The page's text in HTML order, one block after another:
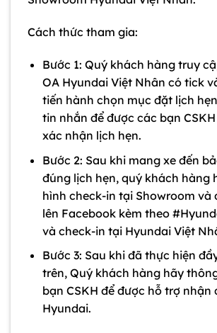
Cách thức tham gia:
Bước 1: Quý khách hàng truy
OA Hyundai Việt Nhân có tick
tiến hành chọn mục đặt lịch
tin nhắn để được các bạn
xác nhận lịch hẹn.
Bước 2: Sau khi mang xe đến
đúng lịch hẹn, quý khách hàng
hình check-in tại Showroom và
lên Facebook kèm theo
và check-in tại Hyundai Việt
Bước 3: Sau khi đã thực hiện
trên, Quý khách hàng hãy
bạn CSKH để được hỗ trợ nhận
Hyundai.